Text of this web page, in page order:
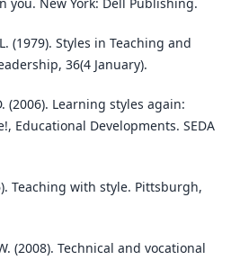
(1979). Styles in Teaching and
36(4 January).
(2006). Learning styles again:
Educational Developments. SEDA
Teaching with style. Pittsburgh,
(2008). Technical and vocational